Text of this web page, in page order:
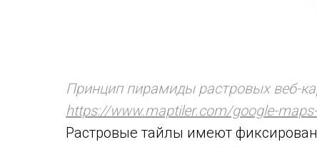
Принцип пирамиды растровых веб-
https://www.maptiler.com/google-
Растровые тайлы имеют